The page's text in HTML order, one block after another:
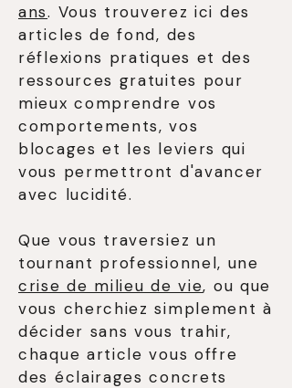
ans. Vous trouverez ici des
articles de fond, des
réflexions pratiques et des
ressources gratuites pour
mieux comprendre vos
comportements, vos
blocages et les leviers qui
vous permettront d'avancer
avec lucidité.
Que vous traversiez un
tournant professionnel, une
crise de milieu de vie, ou que
vous cherchiez simplement à
décider sans vous trahir,
chaque article vous offre
des éclairages concrets